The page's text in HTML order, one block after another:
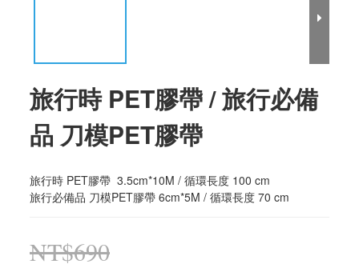
旅行時 PET膠帶 / 旅行必備
品 刀模PET膠帶
旅行時 PET膠帶  3.5cm*10M / 循環長度 100 cm
旅行必備品 刀模PET膠帶 6cm*5M / 循環長度 70 cm
NT$690